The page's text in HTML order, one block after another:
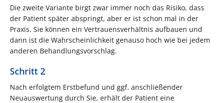
Die zweite Variante birgt zwar immer noch das Risiko, dass
der Patient später abspringt, aber er ist schon mal in der
Praxis. Sie können ein Vertrauensverhältnis aufbauen und
dann ist die Wahrscheinlichkeit genauso hoch wie bei jedem
anderen Behandlungsvorschlag.
Schritt 2
Nach erfolgtem Erstbefund und ggf. anschließender
Neuauswertung durch Sie, erhält der Patient eine